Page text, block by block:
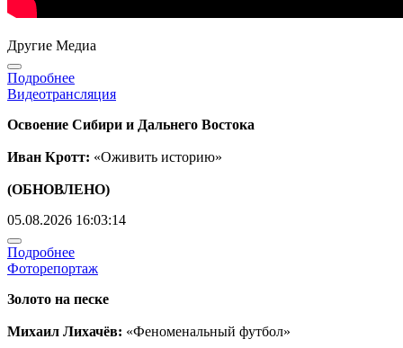
Другие Медиа
Подробнее
Видеотрансляция
Освоение Сибири и Дальнего Востока
Иван Кротт: «Оживить историю»
(ОБНОВЛЕНО)
05.08.2026 16:03:14
Подробнее
Фоторепортаж
Золото на песке
Михаил Лихачёв: «Феноменальный футбол»